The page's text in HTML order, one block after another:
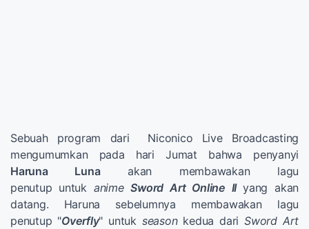
Sebuah program dari Niconico Live Broadcasting
mengumumkan pada hari Jumat bahwa penyanyi
Haruna Lunaakan membawakan lagu
penutup untuk animeSword Art Online IIyang akan
datang. Haruna sebelumnya membawakan lagu
penutup "Overfly" untuk seasonkedua dari Sword Art